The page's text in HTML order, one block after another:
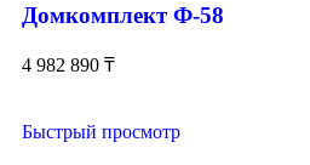
Домкомплект Ф-58
4 982 890 ₸
Быстрый просмотр